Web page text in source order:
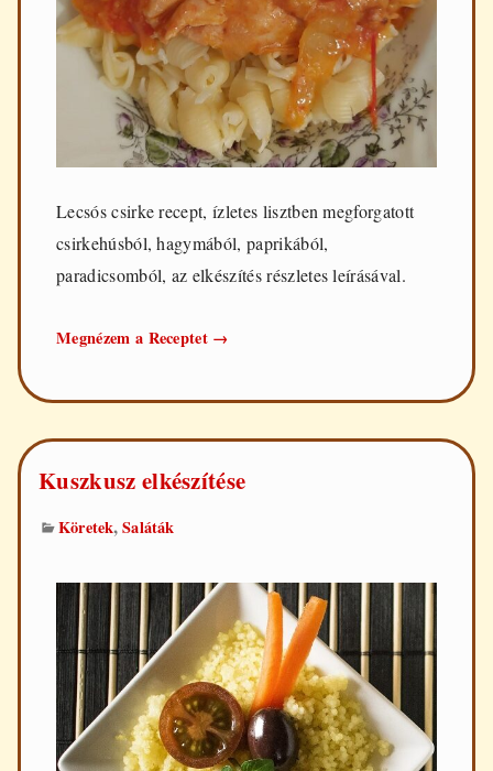
Lecsós csirke recept, ízletes lisztben megforgatott
csirkehúsból, hagymából, paprikából,
paradicsomból, az elkészítés részletes leírásával.
Megnézem a Receptet Lecsós
→
Kuszkusz elkészítése
Köretek,Saláták